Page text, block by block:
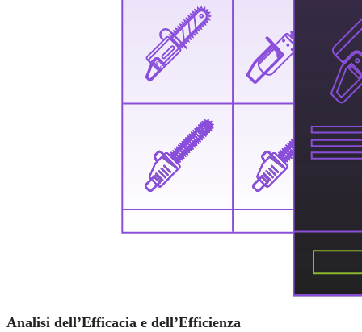
Analisi dell’Efficacia e dell’Efficienza